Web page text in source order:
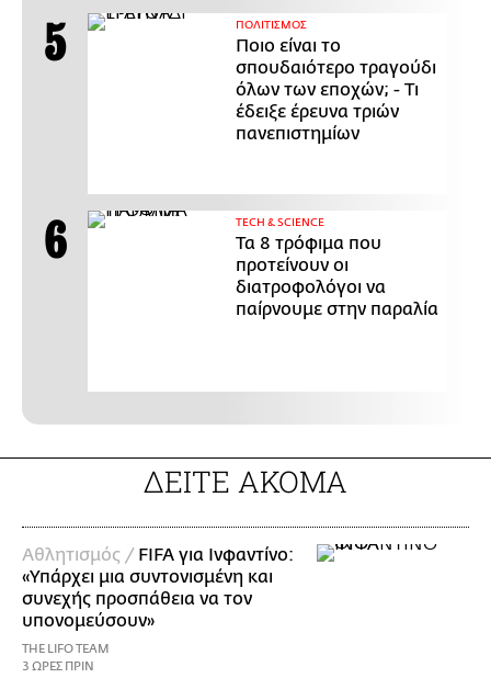
ΠΟΛΙΤΙΣΜΟΣ
Ποιο είναι το
σπουδαιότερο τραγούδι
όλων των εποχών; - Τι
έδειξε έρευνα τριών
πανεπιστημίων
ΤECH & SCIENCE
Τα 8 τρόφιμα που
προτείνουν οι
διατροφολόγοι να
παίρνουμε στην παραλία
ΔΕΙΤΕ ΑΚΟΜΑ
Αθλητισμός / FIFA για Ινφαντίνο:
«Υπάρχει μια συντονισμένη και
συνεχής προσπάθεια να τον
υπονομεύσουν»
THE LIFO TEAM
3 ΩΡΕΣ ΠΡΙΝ